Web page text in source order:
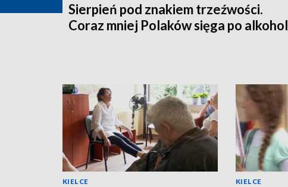
Sierpień pod znakiem trzeźwości.
Coraz mniej Polaków sięga po alkohol
KIELCE KIELCE